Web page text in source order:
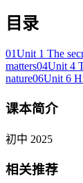
目录
01Unit 1 The
matters04Unit 4
nature06Unit 6
课本简介
初中 2025
相关推荐